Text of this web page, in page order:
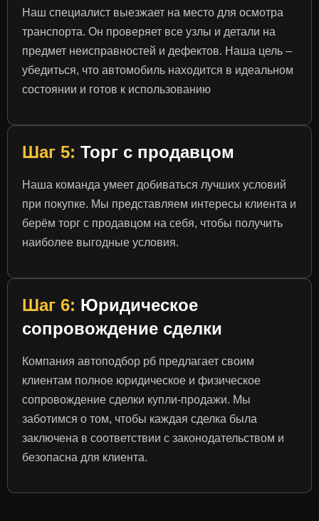
Наш специалист выезжает на место для осмотра
транспорта. Он проверяет все узлы и детали на
предмет неисправностей и дефектов. Наша цель –
убедиться, что автомобиль находится в идеальном
состоянии и готов к использованию
Шаг 5: Торг с продавцом
Наша команда умеет добиваться лучших условий
при покупке. Мы представляем интересы клиента и
берём торг с продавцом на себя, чтобы получить
наиболее выгодные условия.
Шаг 6: Юридическое
сопровождение сделки
Компания автоподбор рб предлагает своим
клиентам полное юридическое и физическое
сопровождение сделки купли-продажи. Мы
заботимся о том, чтобы каждая сделка была
заключена в соответствии с законодательством и
безопасна для клиента.